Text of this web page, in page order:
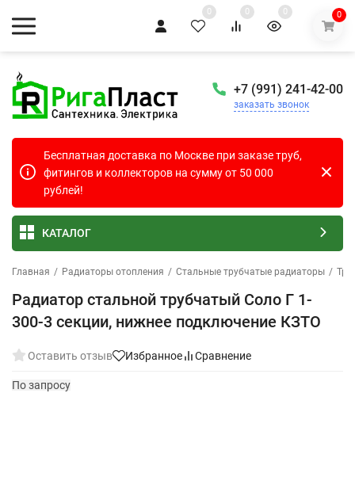
0 0 0 0
+7 (991) 241-42-00
заказать звонок
Бесплатная доставка по Москве при заказе труб,
фитингов и коллекторов на сумму от 50 000
рублей!
КАТАЛОГ
Главная / Радиаторы отопления / Стальные трубчатые радиаторы /
Радиатор стальной трубчатый Соло Г 1-
300-3 секции, нижнее подключение КЗТО
Оставить отзыв Избранное Сравнение
По запросу